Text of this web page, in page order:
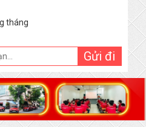
tháng
Gửi đi